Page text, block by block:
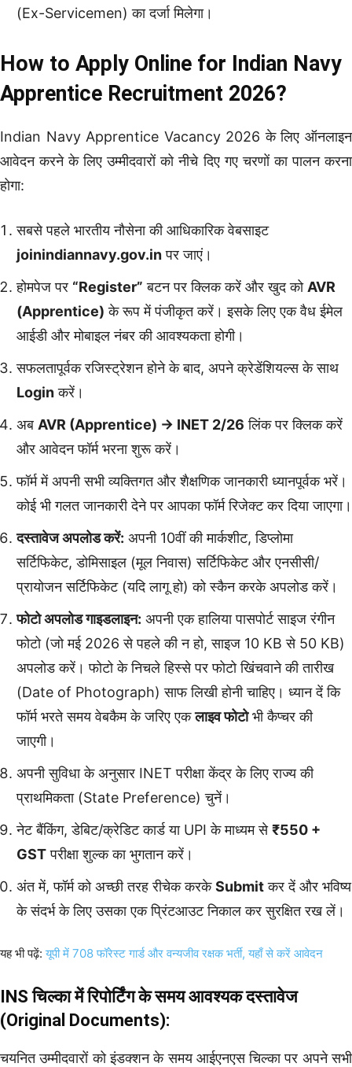
(Ex-Servicemen) का दर्जा मिलेगा।
How to Apply Online for Indian Navy
Apprentice Recruitment 2026?
Indian Navy Apprentice Vacancy 2026 के लिए ऑनलाइन
आवेदन करने के लिए उम्मीदवारों को नीचे दिए गए चरणों का पालन करना
होगा:
सबसे पहले भारतीय नौसेना की आधिकारिक वेबसाइट
joinindiannavy.gov.inपर जाएं।
होमपेज पर “Register” बटन पर क्लिक करें और खुद को AVR
(Apprentice) के रूप में पंजीकृत करें। इसके लिए एक वैध ईमेल
आईडी और मोबाइल नंबर की आवश्यकता होगी।
सफलतापूर्वक रजिस्ट्रेशन होने के बाद, अपने क्रेडेंशियल्स के साथ
Loginकरें।
अब AVR (Apprentice) -> INET 2/26 लिंक पर क्लिक करें
और आवेदन फॉर्म भरना शुरू करें।
फॉर्म में अपनी सभी व्यक्तिगत और शैक्षणिक जानकारी ध्यानपूर्वक भरें।
कोई भी गलत जानकारी देने पर आपका फॉर्म रिजेक्ट कर दिया जाएगा।
दस्तावेज अपलोड करें: अपनी 10वीं की मार्कशीट, डिप्लोमा
सर्टिफिकेट, डोमिसाइल (मूल निवास) सर्टिफिकेट और एनसीसी/
प्रायोजन सर्टिफिकेट (यदि लागू हो) को स्कैन करके अपलोड करें।
फोटो अपलोड गाइडलाइन: अपनी एक हालिया पासपोर्ट साइज रंगीन
फोटो (जो मई 2026 से पहले की न हो, साइज 10 KB से 50 KB)
अपलोड करें। फोटो के निचले हिस्से पर फोटो खिंचवाने की तारीख
(Date of Photograph) साफ लिखी होनी चाहिए। ध्यान दें कि
फॉर्म भरते समय वेबकैम के जरिए एकलाइव फोटोभी कैप्चर की
जाएगी।
अपनी सुविधा के अनुसार INET परीक्षा केंद्र के लिए राज्य की
प्राथमिकता (State Preference) चुनें।
नेट बैंकिंग, डेबिट/क्रेडिट कार्ड या UPI के माध्यम से₹550 +
GSTपरीक्षा शुल्क का भुगतान करें।
अंत में, फॉर्म को अच्छी तरह रीचेक करकेSubmitकर दें और भविष्य
के संदर्भ के लिए उसका एक प्रिंटआउट निकाल कर सुरक्षित रख लें।
यह भी पढ़ें:यूपी में 708 फॉरेस्ट गार्ड और वन्यजीव रक्षक भर्ती, यहाँ से करें आवेदन
INS चिल्का में रिपोर्टिंग के समय आवश्यक दस्तावेज
(Original Documents):
चयनित उम्मीदवारों को इंडक्शन के समय आईएनएस चिल्का पर अपने सभी